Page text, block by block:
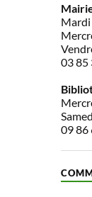
Mardi
03 85
09 86